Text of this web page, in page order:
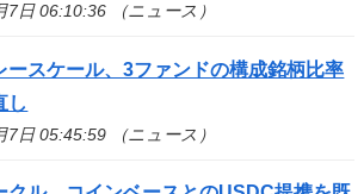
7日 06:10:36 （ニュース）
ースケール、3ファンドの構成銘柄比率
し
7日 05:45:59 （ニュース）